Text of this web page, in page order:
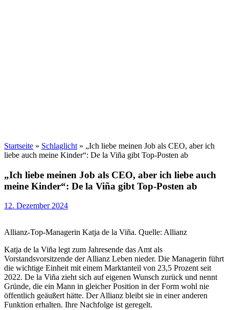
Startseite » Schlaglicht » „Ich liebe meinen Job als CEO, aber ich
liebe auch meine Kinder“: De la Viña gibt Top-Posten ab
„Ich liebe meinen Job als CEO, aber ich liebe auch
meine Kinder“: De la Viña gibt Top-Posten ab
12. Dezember 2024
Allianz-Top-Managerin Katja de la Viña. Quelle: Allianz
Katja de la Viña legt zum Jahresende das Amt als
Vorstandsvorsitzende der Allianz Leben nieder. Die Managerin führt
die wichtige Einheit mit einem Marktanteil von 23,5 Prozent seit
2022. De la Viña zieht sich auf eigenen Wunsch zurück und nennt
Gründe, die ein Mann in gleicher Position in der Form wohl nie
öffentlich geäußert hätte. Der Allianz bleibt sie in einer anderen
Funktion erhalten. Ihre Nachfolge ist geregelt.